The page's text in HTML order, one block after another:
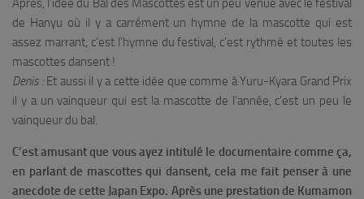
Après, l’idée du Bal des Mascottes est un peu venue avec le festival
de Hanyu où il y a carrément un hymne de la mascotte qui est
assez marrant, c’est l’hymne du festival, c’est rythmé et toutes les
mascottes dansent !
Denis :Et aussi il y a cette idée que comme à Yuru-Kyara Grand Prix
il y a un vainqueur qui est la mascotte de l’année, c’est un peu le
vainqueur du bal.
C’est amusant que vous ayez intitulé le documentaire comme ça,
en parlant de mascottes qui dansent, cela me fait penser à une
anecdote de cette Japan Expo. Après une prestation de Kumamon